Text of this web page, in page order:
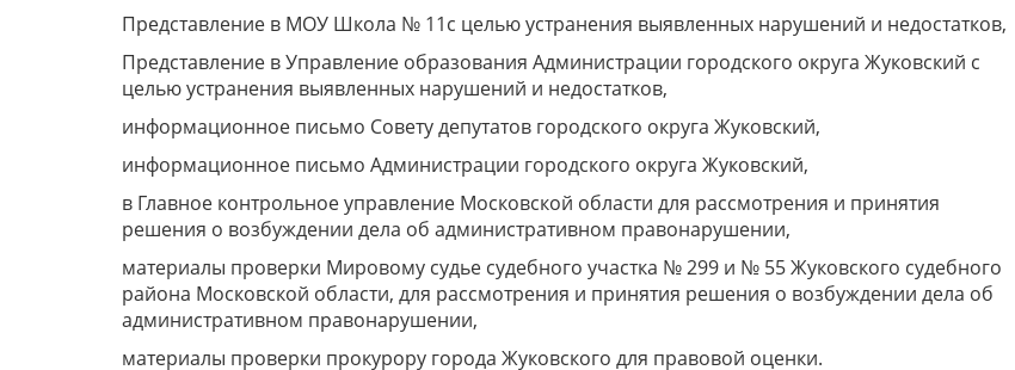
Представление в МОУ Школа № 11с целью устранения выявленных нарушений и недостатков,
Представление в Управление образования Администрации городского округа Жуковский с
целью устранения выявленных нарушений и недостатков,
информационное письмо Совету депутатов городского округа Жуковский,
информационное письмо Администрации городского округа Жуковский,
в Главное контрольное управление Московской области для рассмотрения и принятия
решения о возбуждении дела об административном правонарушении,
материалы проверки Мировому судье судебного участка № 299 и № 55 Жуковского судебного
района Московской области, для рассмотрения и принятия решения о возбуждении дела об
административном правонарушении,
материалы проверки прокурору города Жуковского для правовой оценки.